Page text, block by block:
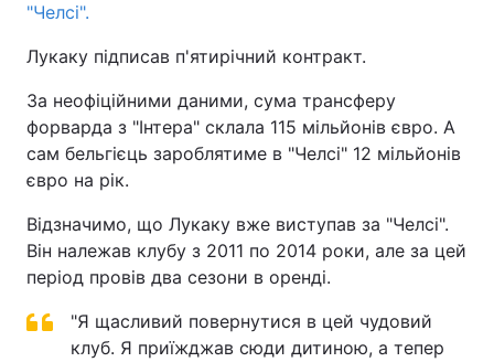
"Челсі".
Лукаку підписав п'ятирічний контракт.
За неофіційними даними, сума трансферу
форварда з "Інтера" склала 115 мільйонів євро. А
сам бельгієць зароблятиме в "Челсі" 12 мільйонів
євро на рік.
Відзначимо, що Лукаку вже виступав за "Челсі".
Він належав клубу з 2011 по 2014 роки, але за цей
період провів два сезони в оренді.
"Я щасливий повернутися в цей чудовий
клуб. Я приїжджав сюди дитиною, а тепер